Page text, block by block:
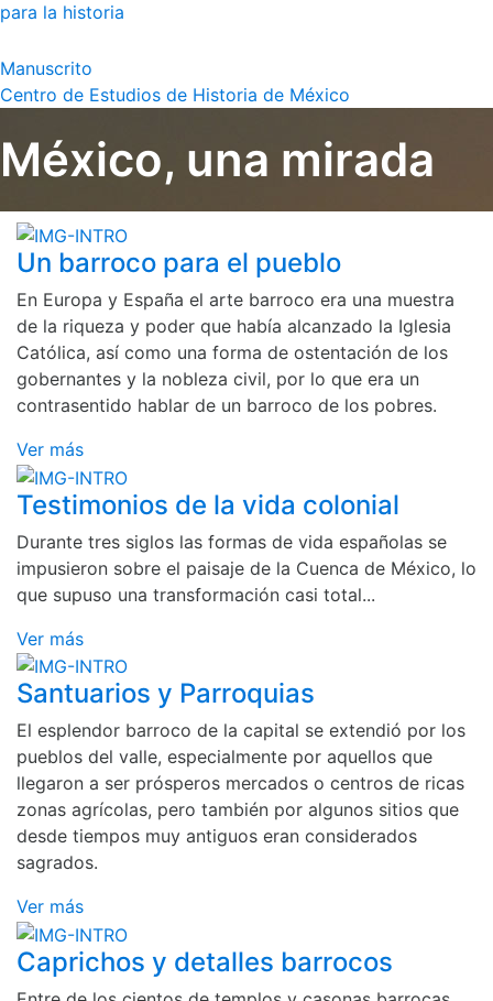
para la historia
Manuscrito
Centro de Estudios de Historia de México
México, una mirada
Un barroco para el pueblo
En Europa y España el arte barroco era una muestra
de la riqueza y poder que había alcanzado la Iglesia
Católica, así como una forma de ostentación de los
gobernantes y la nobleza civil, por lo que era un
contrasentido hablar de un barroco de los pobres.
Ver más
Testimonios de la vida colonial
Durante tres siglos las formas de vida españolas se
impusieron sobre el paisaje de la Cuenca de México, lo
que supuso una transformación casi total...
Ver más
Santuarios y Parroquias
El esplendor barroco de la capital se extendió por los
pueblos del valle, especialmente por aquellos que
llegaron a ser prósperos mercados o centros de ricas
zonas agrícolas, pero también por algunos sitios que
desde tiempos muy antiguos eran considerados
sagrados.
Ver más
Caprichos y detalles barrocos